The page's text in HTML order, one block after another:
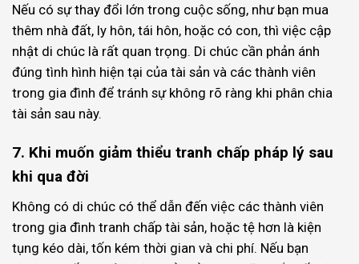
Nếu có sự thay đổi lớn trong cuộc sống, như bạn mua
thêm nhà đất, ly hôn, tái hôn, hoặc có con, thì việc cập
nhật di chúc là rất quan trọng. Di chúc cần phản ánh
đúng tình hình hiện tại của tài sản và các thành viên
trong gia đình để tránh sự không rõ ràng khi phân chia
tài sản sau này.
7. Khi muốn giảm thiểu tranh chấp pháp lý sau
khi qua đời
Không có di chúc có thể dẫn đến việc các thành viên
trong gia đình tranh chấp tài sản, hoặc tệ hơn là kiện
tụng kéo dài, tốn kém thời gian và chi phí. Nếu bạn